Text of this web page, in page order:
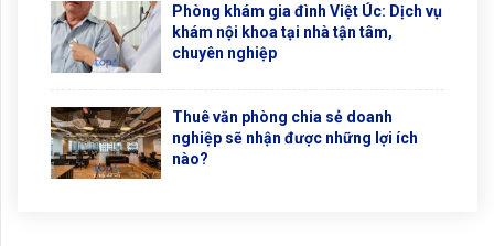
Phòng khám gia đình Việt Úc: Dịch vụ
khám nội khoa tại nhà tận tâm,
chuyên nghiệp
Thuê văn phòng chia sẻ doanh
nghiệp sẽ nhận được những lợi ích
nào?